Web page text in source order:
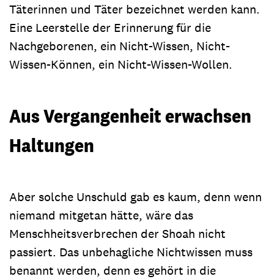
Täterinnen und Täter bezeichnet werden kann.
Eine Leerstelle der Erinnerung für die
Nachgeborenen, ein Nicht-Wissen, Nicht-
Wissen-Können, ein Nicht-Wissen-Wollen.
Aus Vergangenheit erwachsen
Haltungen
Aber solche Unschuld gab es kaum, denn wenn
niemand mitgetan hätte, wäre das
Menschheitsverbrechen der Shoah nicht
passiert. Das unbehagliche Nichtwissen muss
benannt werden, denn es gehört in die